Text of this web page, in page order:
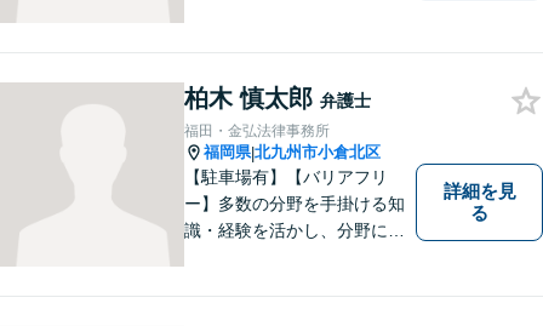
柏木 慎太郎 弁護士
福田・金弘法律事務所
福岡県|北九州市小倉北区
【駐車場有】【バリアフリ
ー】多数の分野を手掛ける知
識・経験を活かし、分野にと
詳細を見
る